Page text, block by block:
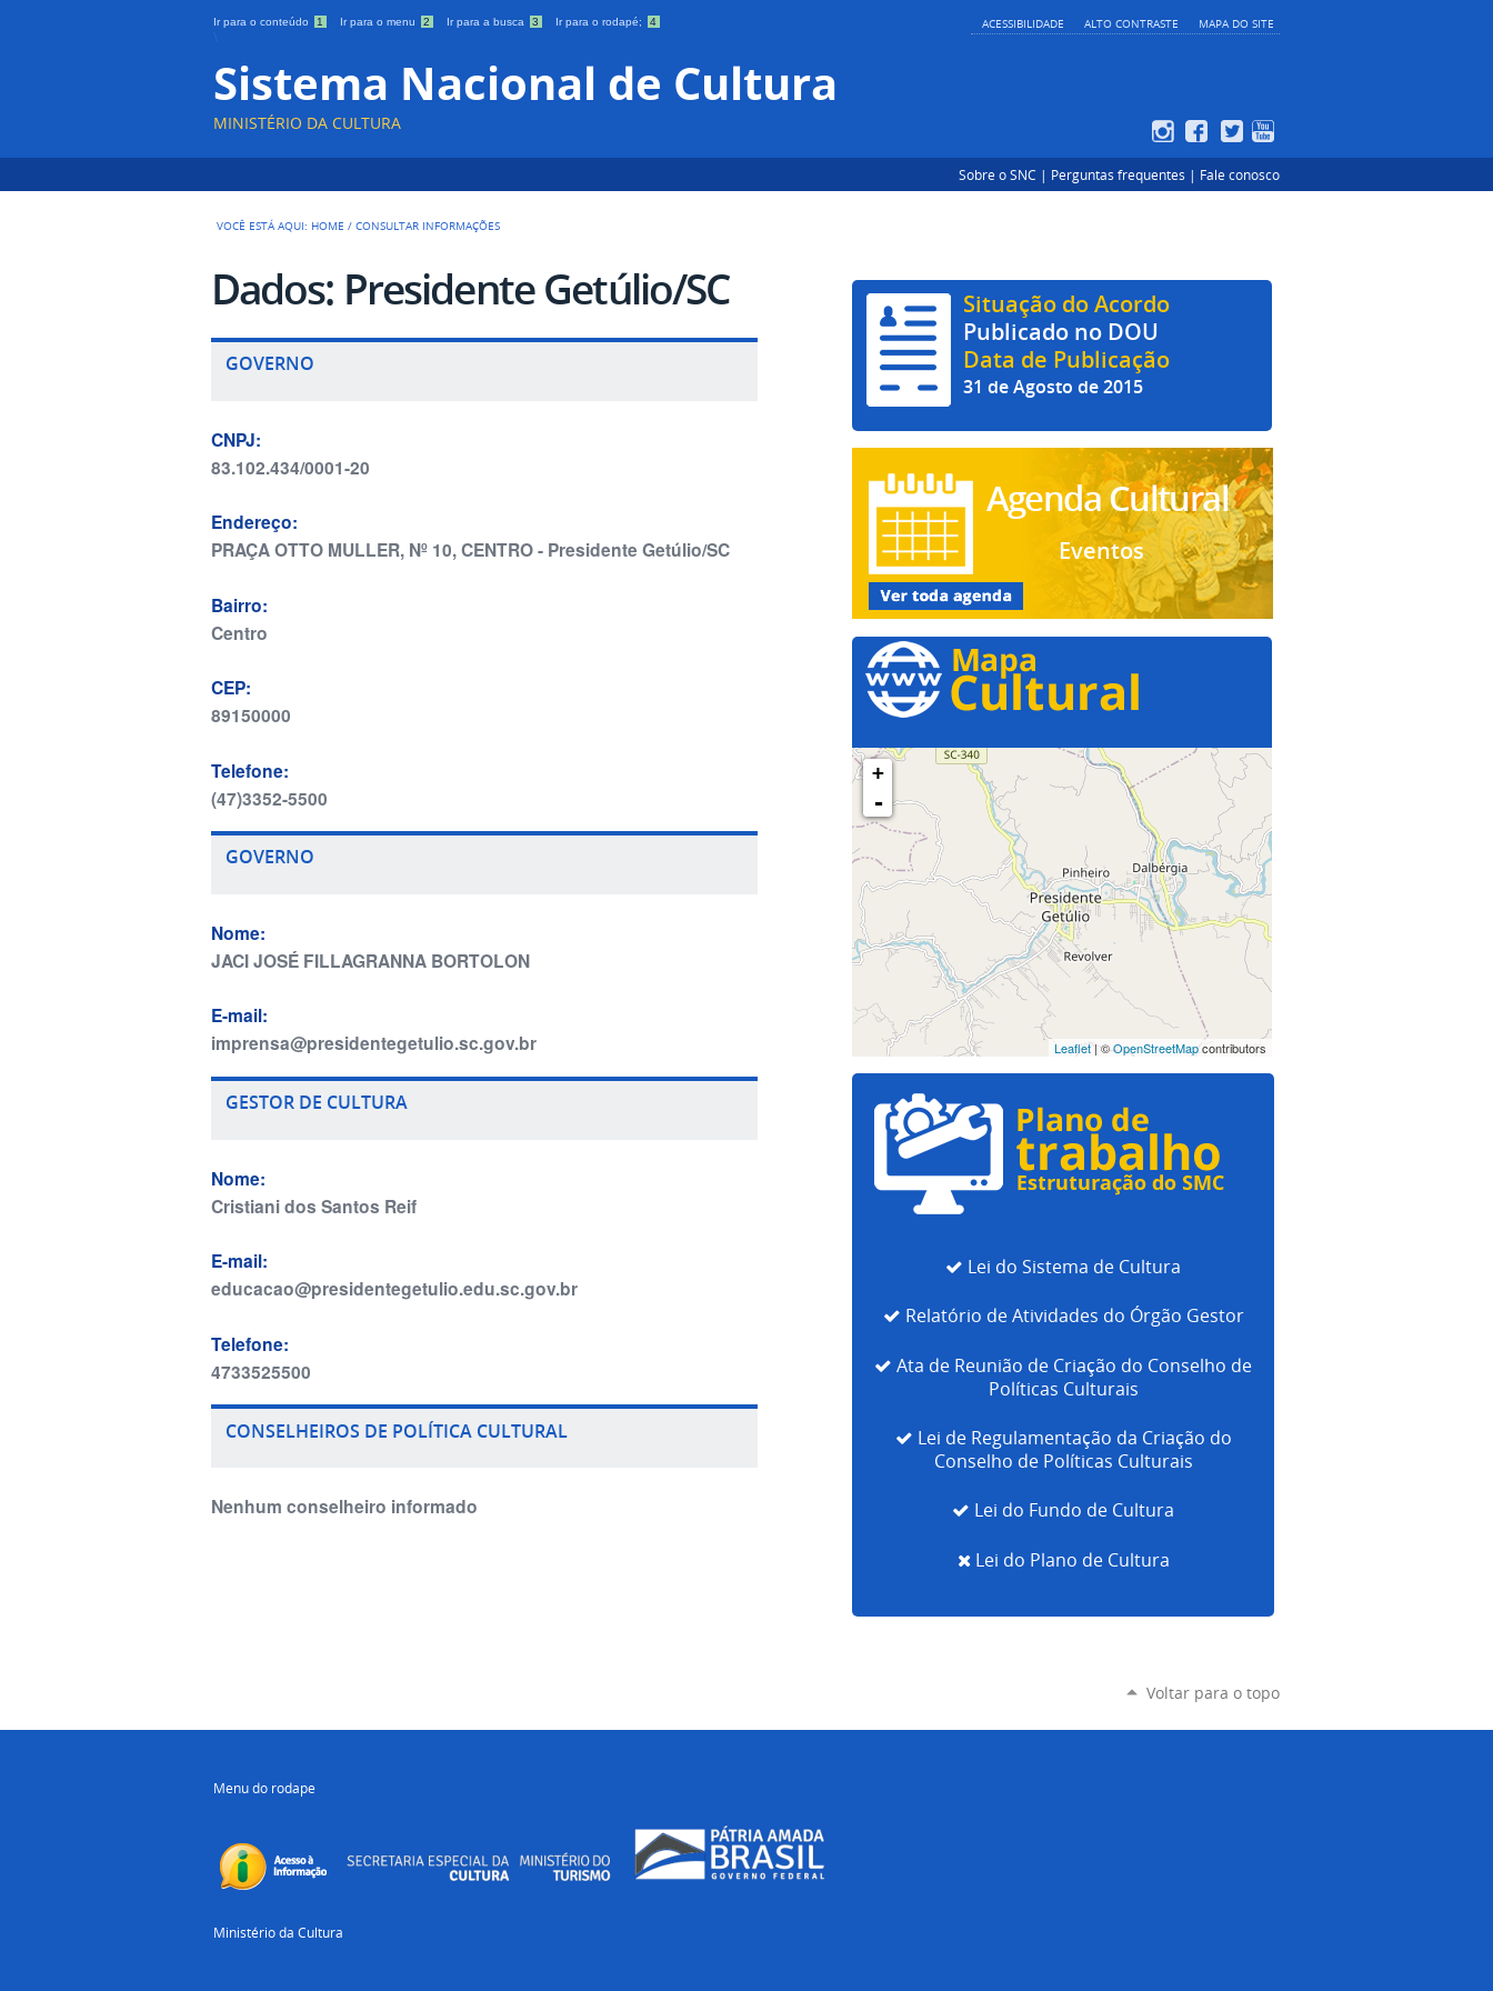
Ir para o conteúdo 1 Ir para o menu 2 Ir para a busca 3 Ir para o rodapé; 4 ACESSIBILIDADE ALTO CONTRASTE MAPA DO SITE
Sistema Nacional de Cultura
MINISTÉRIO DA CULTURA
Sobre o SNC | Perguntas frequentes | Fale conosco
VOCÊ ESTÁ AQUI: HOME / CONSULTAR INFORMAÇÕES
Dados: Presidente Getúlio/SC
GOVERNO
CNPJ:
83.102.434/0001-20
Endereço:
PRAÇA OTTO MULLER, Nº 10, CENTRO - Presidente Getúlio/SC
Bairro:
Centro
CEP:
89150000
Telefone:
(47)3352-5500
GOVERNO
Nome:
JACI JOSÉ FILLAGRANNA BORTOLON
E-mail:
imprensa@presidentegetulio.sc.gov.br
GESTOR DE CULTURA
Nome:
Cristiani dos Santos Reif
E-mail:
educacao@presidentegetulio.edu.sc.gov.br
Telefone:
4733525500
CONSELHEIROS DE POLÍTICA CULTURAL
Nenhum conselheiro informado
Situação do Acordo
Publicado no DOU
Data de Publicação
31 de Agosto de 2015
Agenda Cultural
Eventos
+
-
Leaflet | ©OpenStreetMapcontributors
Lei do Sistema de Cultura
Relatório de Atividades do Órgão Gestor
Ata de Reunião de Criação do Conselho de
Políticas Culturais
Lei de Regulamentação da Criação do
Conselho de Políticas Culturais
Lei do Fundo de Cultura
Lei do Plano de Cultura
Voltar para o topo
Menu do rodape
Ministério da Cultura